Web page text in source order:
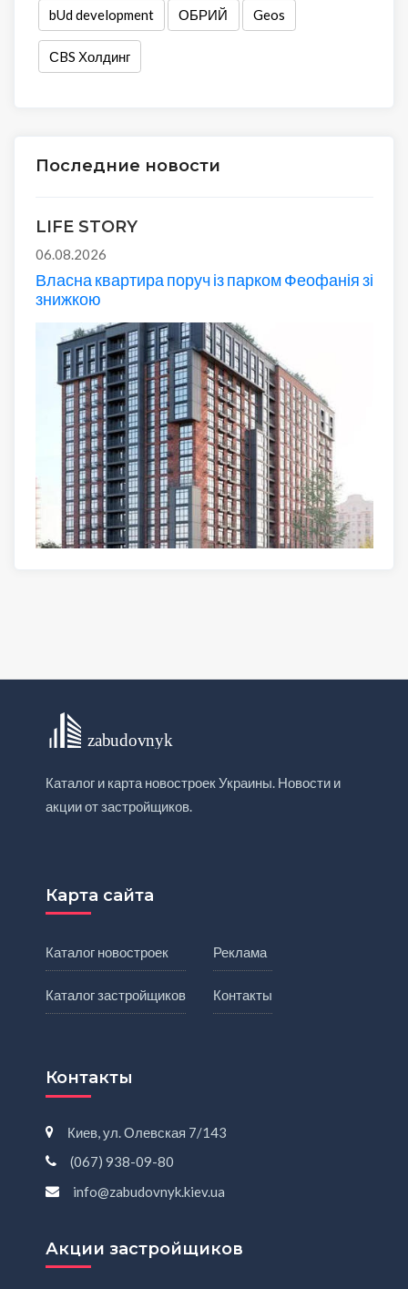
bUd development ОБРИЙ Geos
СBS Холдинг
Последние новости
LIFE STORY
06.08.2026
Власна квартира поруч із парком Феофанія зі
знижкою
Каталог и карта новостроек Украины. Новости и
акции от застройщиков.
Карта сайта
Каталог новостроек
Каталог застройщиков
Реклама
Контакты
Контакты
Киев, ул. Олевская 7/143
(067) 938-09-80
info@zabudovnyk.kiev.ua
Акции застройщиков